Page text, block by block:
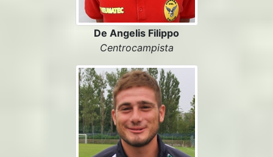
De Angelis Filippo
Centrocampista